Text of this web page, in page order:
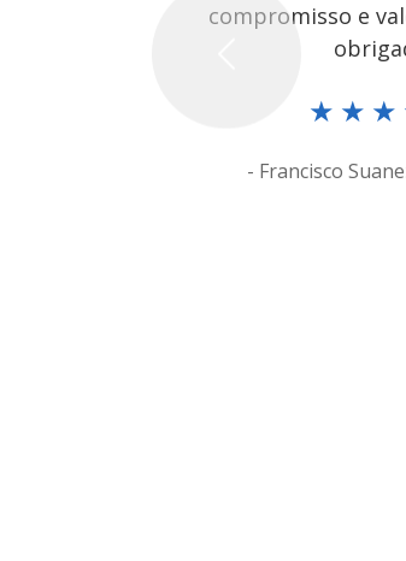
compromisso e
★ ★ ★
- Francisco